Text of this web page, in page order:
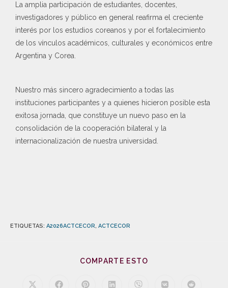
La amplia participación de estudiantes, docentes,
investigadores y público en general reafirma el creciente
interés por los estudios coreanos y por el fortalecimiento
de los vínculos académicos, culturales y económicos entre
Argentina y Corea.
Nuestro más sincero agradecimiento a todas las
instituciones participantes y a quienes hicieron posible esta
exitosa jornada, que constituye un nuevo paso en la
consolidación de la cooperación bilateral y la
internacionalización de nuestra universidad.
ETIQUETAS: A2026ACTCECOR, ACTCECOR
COMPARTE ESTO